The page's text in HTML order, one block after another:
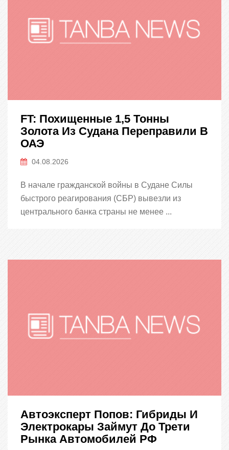
FT: Похищенные 1,5 Тонны
Золота Из Судана Переправили В
ОАЭ
04.08.2026
В начале гражданской войны в Судане Силы
быстрого реагирования (СБР) вывезли из
центрального банка страны не менее ...
Автоэксперт Попов: Гибриды И
Электрокары Займут До Трети
Рынка Автомобилей РФ